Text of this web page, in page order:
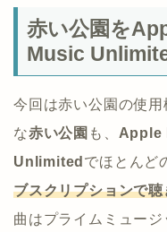
赤い公園を
Music
今回は赤い公園の使
な赤い公園 も、 Apple
Unlimited でほとんど
ブスクリプションで聴
曲はプライムミュージ